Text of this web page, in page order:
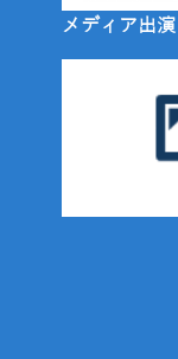
メディア出演